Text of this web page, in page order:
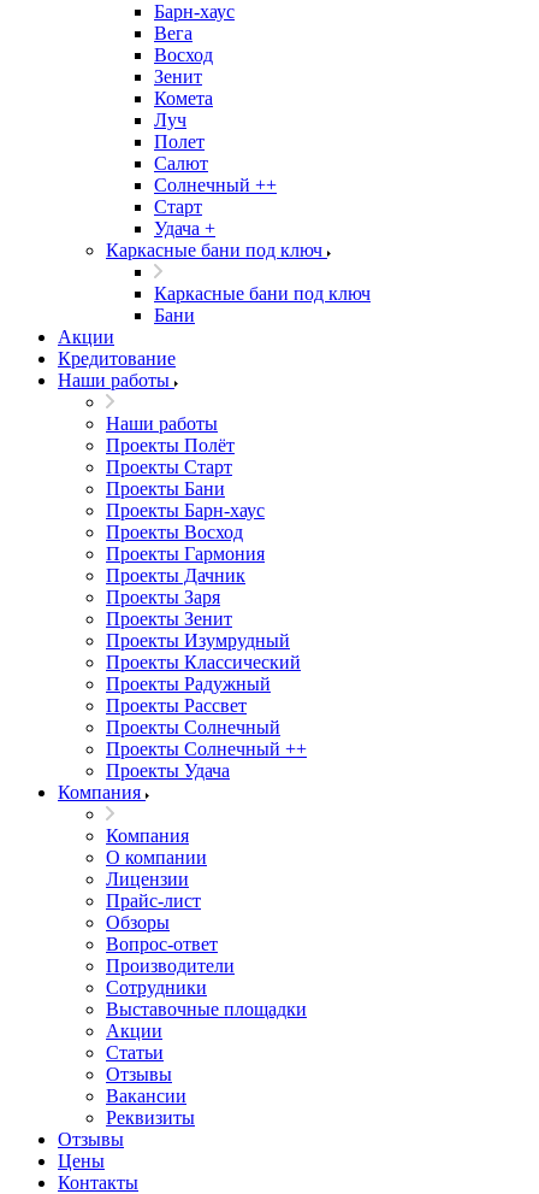
Барн-хаус
Вега
Восход
Зенит
Комета
Луч
Полет
Салют
Солнечный ++
Старт
Удача +
Каркасные бани под ключ
Каркасные бани под ключ
Бани
Акции
Кредитование
Наши работы
Наши работы
Проекты Полёт
Проекты Старт
Проекты Бани
Проекты Барн-хаус
Проекты Восход
Проекты Гармония
Проекты Дачник
Проекты Заря
Проекты Зенит
Проекты Изумрудный
Проекты Классический
Проекты Радужный
Проекты Рассвет
Проекты Солнечный
Проекты Солнечный ++
Проекты Удача
Компания
Компания
О компании
Лицензии
Прайс-лист
Обзоры
Вопрос-ответ
Производители
Сотрудники
Выставочные площадки
Акции
Статьи
Отзывы
Вакансии
Реквизиты
Отзывы
Цены
Контакты